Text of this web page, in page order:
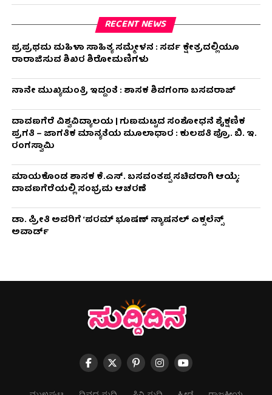
RECENT NEWS
ಪ್ರಪ್ರಥಮ ಮಹಿಳಾ ಸಾಹಿತ್ಯ ಸಮ್ಮೇಳನ : ಸರ್ವ ಕ್ಷೇತ್ರದಲ್ಲಿಯೂ
ರಾರಾಜಿಸುವ ಶಿಖರ ಶಿರೋಮಣಿಗಳು
ನಾನೇ ಮುಖ್ಯಮಂತ್ರಿ ಇದ್ದಂತೆ : ಶಾಸಕ ಶಿವಗಂಗಾ ಬಸವರಾಜ್
ದಾವಣಗೆರೆ ವಿಶ್ವವಿದ್ಯಾಲಯ | ಗುಣಮಟ್ಟದ ಸಂಶೋಧನೆ ಶೈಕ್ಷಣಿಕ
ಪ್ರಗತಿ – ಜಾಗತಿಕ ಮಾನ್ಯತೆಯ ಮೂಲಾಧಾರ : ಕುಲಪತಿ ಪ್ರೊ. ಬಿ. ಇ.
ರಂಗಸ್ವಾಮಿ
ಮಾಯಕೊಂಡ ಶಾಸಕ ಕೆ.ಎಸ್. ಬಸವಂತಪ್ಪ ಸಚಿವರಾಗಿ ಆಯ್ಕೆ:
ದಾವಣಗೆರೆಯಲ್ಲಿ ಸಂಭ್ರಮ ಆಚರಣೆ
ಡಾ. ಪ್ರೀತಿ ಅವರಿಗೆ ‘ಪರಮ್ ಭೂಷಣ್ ನ್ಯಾಷನಲ್ ಎಕ್ಸಲೆನ್ಸ್
ಅವಾರ್ಡ್